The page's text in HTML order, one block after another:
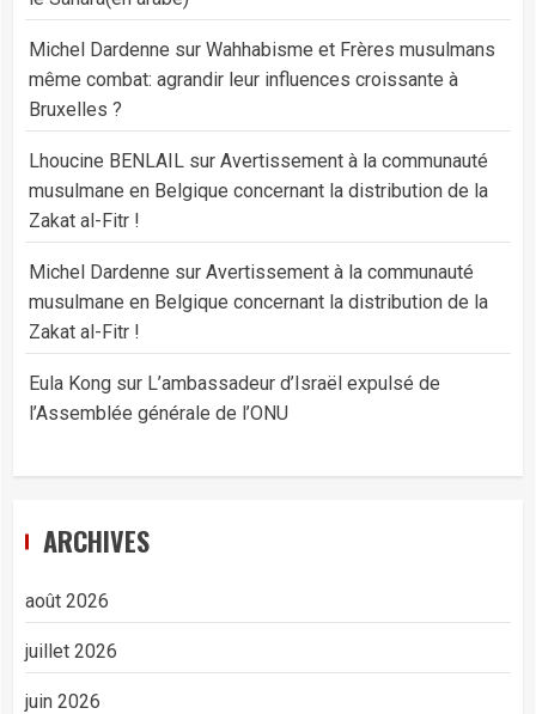
Michel Dardenne sur Wahhabisme et Frères musulmans
même combat: agrandir leur influences croissante à
Bruxelles ?
Lhoucine BENLAIL sur Avertissement à la communauté
musulmane en Belgique concernant la distribution de la
Zakat al-Fitr !
Michel Dardenne sur Avertissement à la communauté
musulmane en Belgique concernant la distribution de la
Zakat al-Fitr !
Eula Kong sur L’ambassadeur d’Israël expulsé de
l’Assemblée générale de l’ONU
ARCHIVES
août 2026
juillet 2026
juin 2026